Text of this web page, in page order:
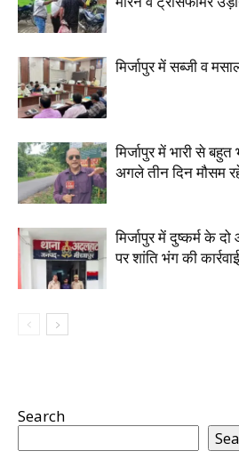
मिर्जापुर में सब्जी व
मिर्जापुर में भारी से
अगले तीन दिन मौसम
मिर्जापुर में दुष्कर्म के
पर शांति भंग की कार्रवाई
Search